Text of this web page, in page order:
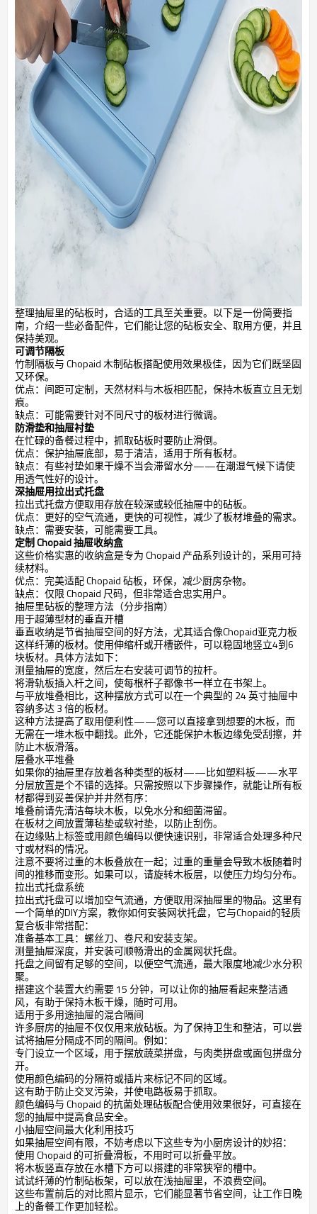
整理抽屉里的砧板时，合适的工具至关重要。以下是一份简要指
南，介绍一些必备配件，它们能让您的砧板安全、取用方便，并且
保持美观。
可调节隔板
竹制隔板与 Chopaid 木制砧板搭配使用效果极佳，因为它们既坚固
又环保。
优点：间距可定制，天然材料与木板相匹配，保持木板直立且无划
痕。
缺点：可能需要针对不同尺寸的板材进行微调。
防滑垫和抽屉衬垫
在忙碌的备餐过程中，抓取砧板时要防止滑倒。
优点：保护抽屉底部，易于清洁，适用于所有板材。
缺点：有些衬垫如果干燥不当会滞留水分——在潮湿气候下请使
用透气性好的设计。
深抽屉用拉出式托盘
拉出式托盘方便取用存放在较深或较低抽屉中的砧板。
优点：更好的空气流通，更快的可视性，减少了板材堆叠的需求。
缺点：需要安装，可能需要工具。
定制 Chopaid 抽屉收纳盒
这些价格实惠的收纳盒是专为 Chopaid 产品系列设计的，采用可持
续材料。
优点：完美适配 Chopaid 砧板，环保，减少厨房杂物。
缺点：仅限 Chopaid 尺码，但非常适合忠实用户。
抽屉里砧板的整理方法（分步指南）
用于超薄型材的垂直开槽
垂直收纳是节省抽屉空间的好方法，尤其适合像Chopaid亚克力板
这样纤薄的板材。使用伸缩杆或开槽嵌件，可以稳固地竖立4到6
块板材。具体方法如下：
测量抽屉的宽度，然后左右安装可调节的拉杆。
将滑轨板插入杆之间，使每根杆子都像书一样立在书架上。
与平放堆叠相比，这种摆放方式可以在一个典型的 24 英寸抽屉中
容纳多达 3 倍的板材。
这种方法提高了取用便利性——您可以直接拿到想要的木板，而
无需在一堆木板中翻找。此外，它还能保护木板边缘免受刮擦，并
防止木板滑落。
层叠水平堆叠
如果你的抽屉里存放着各种类型的板材——比如塑料板——水平
分层放置是个不错的选择。只需按照以下步骤操作，就能让所有板
材都得到妥善保护并井然有序：
堆叠前请先清洁每块木板，以免水分和细菌滞留。
在板材之间放置薄毡垫或软衬垫，以防止刮伤。
在边缘贴上标签或用颜色编码以便快速识别，非常适合处理多种尺
寸或材料的情况。
注意不要将过重的木板叠放在一起；过重的重量会导致木板随着时
间的推移而变形。如果可以，请旋转木板层，以使压力均匀分布。
拉出式托盘系统
拉出式托盘可以增加空气流通，方便取用深抽屉里的物品。这里有
一个简单的DIY方案，教你如何安装网状托盘，它与Chopaid的轻质
复合板非常搭配：
准备基本工具：螺丝刀、卷尺和安装支架。
测量抽屉深度，并安装可顺畅滑出的金属网状托盘。
托盘之间留有足够的空间，以便空气流通，最大限度地减少水分积
聚。
搭建这个装置大约需要 15 分钟，可以让你的抽屉看起来整洁通
风，有助于保持木板干燥，随时可用。
适用于多用途抽屉的混合隔间
许多厨房的抽屉不仅仅用来放砧板。为了保持卫生和整洁，可以尝
试将抽屉分隔成不同的隔间。例如：
专门设立一个区域，用于摆放蔬菜拼盘，与肉类拼盘或面包拼盘分
开。
使用颜色编码的分隔符或插片来标记不同的区域。
这有助于防止交叉污染，并使电路板易于抓取。
颜色编码与 Chopaid 的抗菌处理砧板配合使用效果很好，可直接在
您的抽屉中提高食品安全。
小抽屉空间最大化利用技巧
如果抽屉空间有限，不妨考虑以下这些专为小厨房设计的妙招：
使用 Chopaid 的可折叠滑板，不用时可以折叠平放。
将木板竖直存放在水槽下方可以搭建的非常狭窄的槽中。
试试纤薄的竹制砧板架，可以放在浅抽屉里，不浪费空间。
这些布置前后的对比照片显示，它们能显著节省空间，让工作日晚
上的备餐工作更加轻松。